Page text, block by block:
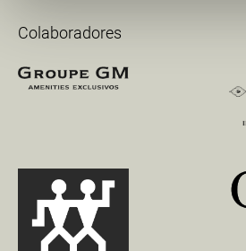
Colaboradores